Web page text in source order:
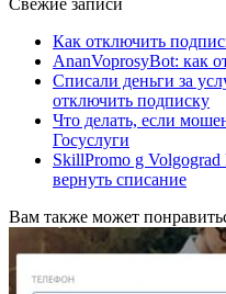
Как отключить
AnanVoprosyBot: как
Списали деньги за
отключить подписку
Что делать, если
Госуслуги
SkillPromo g
вернуть списание
Вам также может